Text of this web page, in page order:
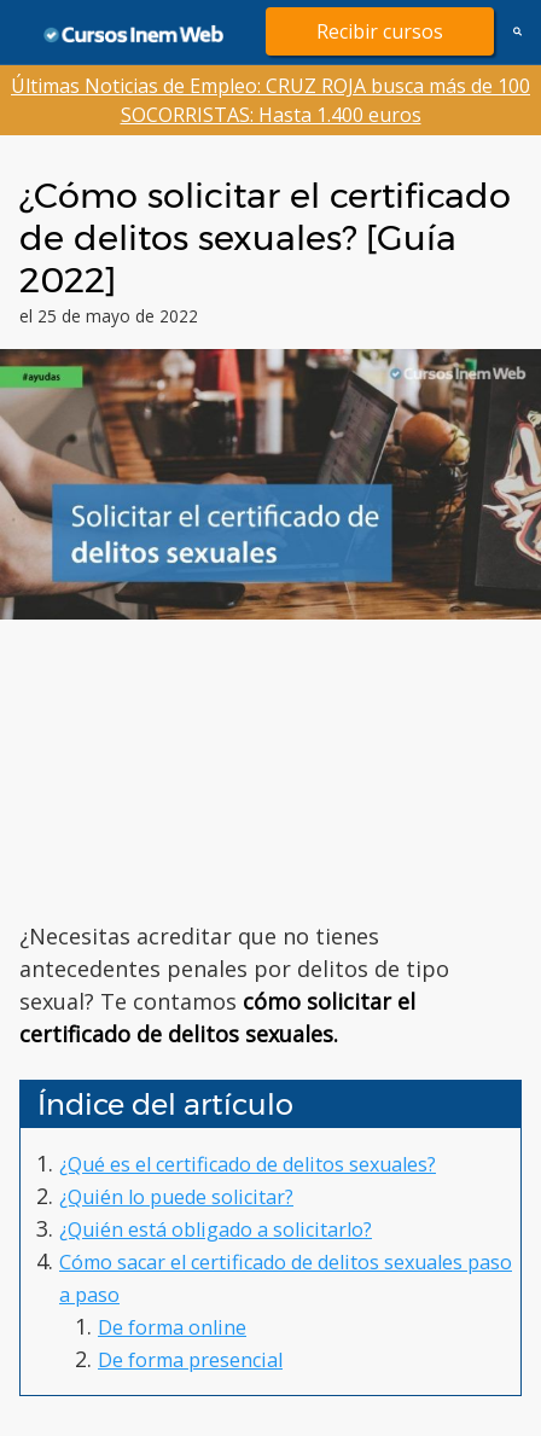
contenido
Recibir cursos
Últimas Noticias de Empleo: CRUZ ROJA busca más de 100
SOCORRISTAS: Hasta 1.400 euros
¿Cómo solicitar el certificado
de delitos sexuales? [Guía
2022]
el 25 de mayo de 2022
¿Necesitas acreditar que no tienes
antecedentes penales por delitos de tipo
sexual? Te contamos cómo solicitar el
certificado de delitos sexuales.
Índice del artículo
¿Qué es el certificado de delitos sexuales?
¿Quién lo puede solicitar?
¿Quién está obligado a solicitarlo?
Cómo sacar el certificado de delitos sexuales paso
a paso
De forma online
De forma presencial